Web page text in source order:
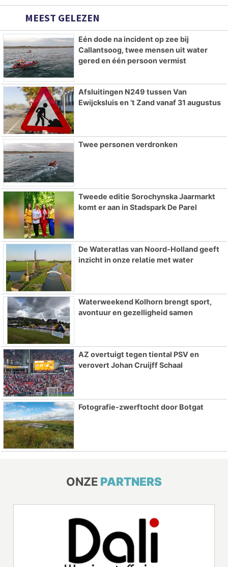
MEEST GELEZEN
Eén dode na incident op zee bij
Callantsoog, twee mensen uit water
gered en één persoon vermist
Afsluitingen N249 tussen Van
Ewijcksluis en ’t Zand vanaf 31 augustus
Twee personen verdronken
Tweede editie Sorochynska Jaarmarkt
komt er aan in Stadspark De Parel
De Wateratlas van Noord-Holland geeft
inzicht in onze relatie met water
Waterweekend Kolhorn brengt sport,
avontuur en gezelligheid samen
AZ overtuigt tegen tiental PSV en
verovert Johan Cruijff Schaal
Fotografie-zwerftocht door Botgat
ONZE PARTNERS